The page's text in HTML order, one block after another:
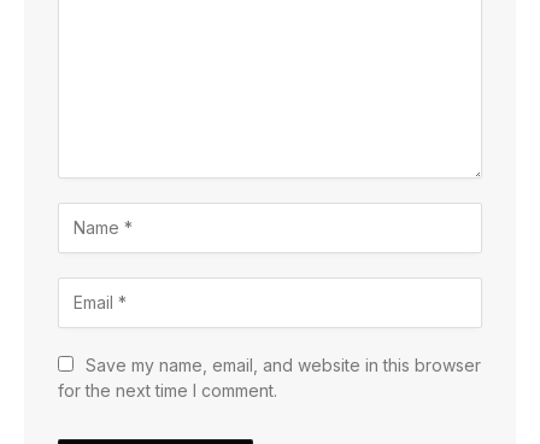
Save my name, email, and website in this browser
for the next time I comment.